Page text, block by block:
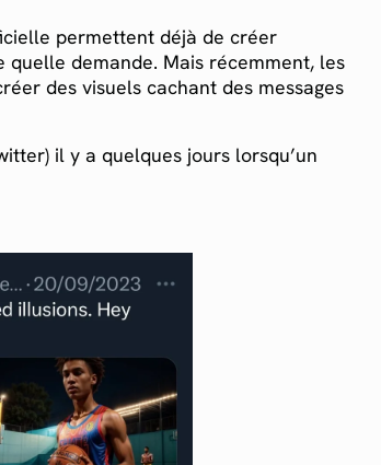
permettent déjà de créer
quelle demande. Mais récemment, les
des visuels cachant des messages
il y a quelques jours lorsqu’un